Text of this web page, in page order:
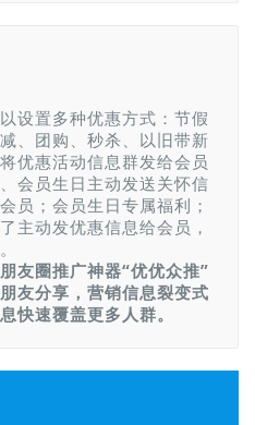
设置多种优惠方式：节假
、团购、秒杀、以旧带新
优惠活动信息群发给会员
会员生日主动发送关怀信
员；会员生日专属福利；
主动发优惠信息给会员，
友圈推广神器“优优众推”
友分享，营销信息裂变式
快速覆盖更多人群。